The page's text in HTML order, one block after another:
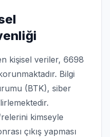
kişisel veriler, 6698
Bilgi
(BTK), siber
kimseyle
çıkış yapması